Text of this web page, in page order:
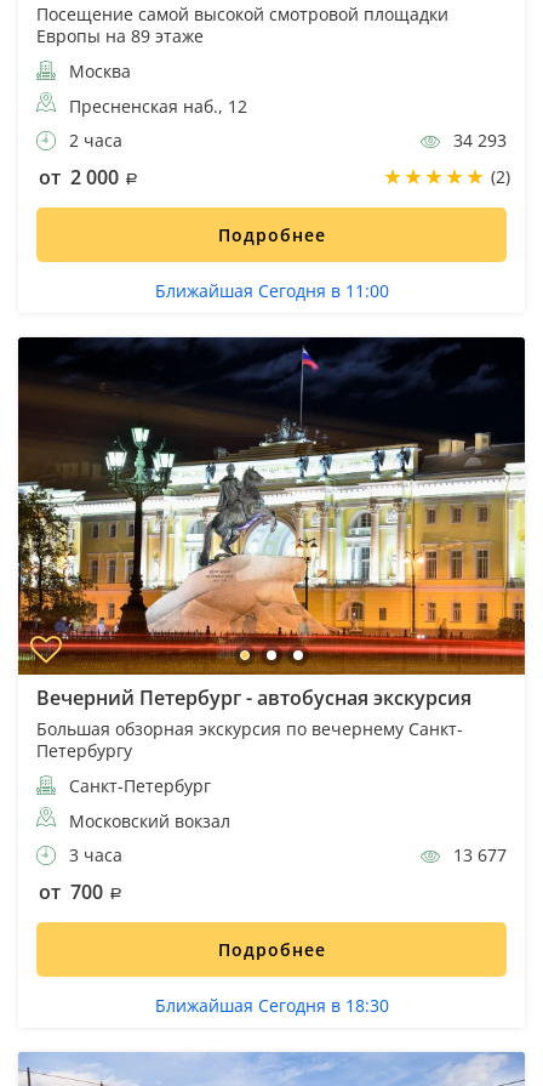
Посещение самой высокой смотровой площадки
Европы на 89 этаже
Москва
Пресненская наб., 12
2 часа
34 293
от 2 000 (2)
Подробнее
Ближайшая Сегодня в 11:00
Вечерний Петербург - автобусная экскурсия
Большая обзорная экскурсия по вечернему Санкт-
Петербургу
Санкт-Петербург
Московский вокзал
3 часа
13 677
от 700
Подробнее
Ближайшая Сегодня в 18:30